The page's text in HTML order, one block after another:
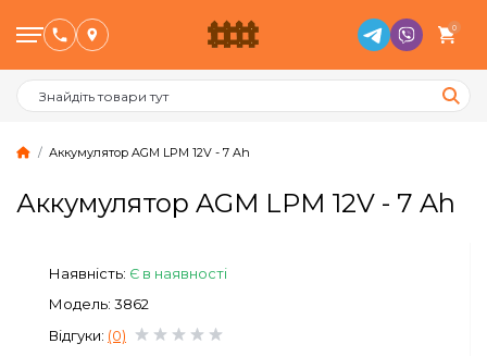
0
Птахівництво
Тваринництво
Бджільництво
Аккумулятор AGM LPM 12V - 7 Ah
Аккумулятор AGM LPM 12V - 7 Ah
Наявність: Є в наявності
Модель: 3862
Відгуки: (0)